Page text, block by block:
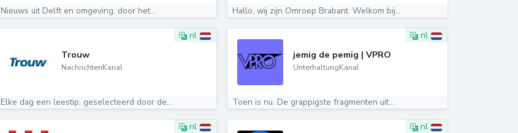
Nieuws uit Delft en omgeving, door het... Hallo, wij zijn Omroep Brabant. Welkom bij...
nl
Trouw
NachrichtenKanal
Elke dag een leestip, geselecteerd door de...
nl
jemig de pemig | VPRO
UnterhaltungKanal
Toen is nu. De grappigste fragmenten uit...
nl
nl